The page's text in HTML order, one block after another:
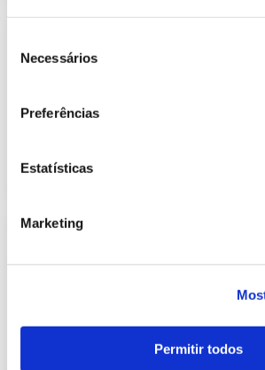
Necessários
Preferências
Estatísticas
Marketing
Permitir todos
633.95 Kb
Eletroprodutor da
2023
informação sobre
2023-11-27
409.98 Kb
informação sobre
Eletricidade